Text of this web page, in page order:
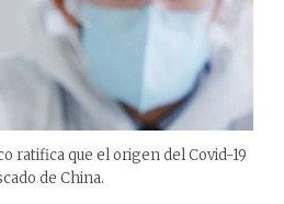
ratifica que el origen del Covid-19
de China.